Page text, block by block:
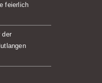
feierlich
der